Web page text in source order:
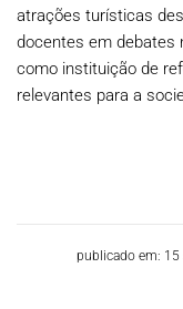
atrações turísticas
docentes em debates
como instituição de
relevantes para a
publicado em: